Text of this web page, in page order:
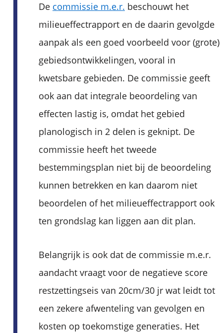
De commissie m.e.r. beschouwt het
milieueffectrapport en de daarin gevolgde
aanpak als een goed voorbeeld voor (grote)
gebiedsontwikkelingen, vooral in
kwetsbare gebieden. De commissie geeft
ook aan dat integrale beoordeling van
effecten lastig is, omdat het gebied
planologisch in 2 delen is geknipt. De
commissie heeft het tweede
bestemmingsplan niet bij de beoordeling
kunnen betrekken en kan daarom niet
beoordelen of het milieueffectrapport ook
ten grondslag kan liggen aan dit plan.
Belangrijk is ook dat de commissie m.e.r.
aandacht vraagt voor de negatieve score
restzettingseis van 20cm/30 jr wat leidt tot
een zekere afwenteling van gevolgen en
kosten op toekomstige generaties. Het